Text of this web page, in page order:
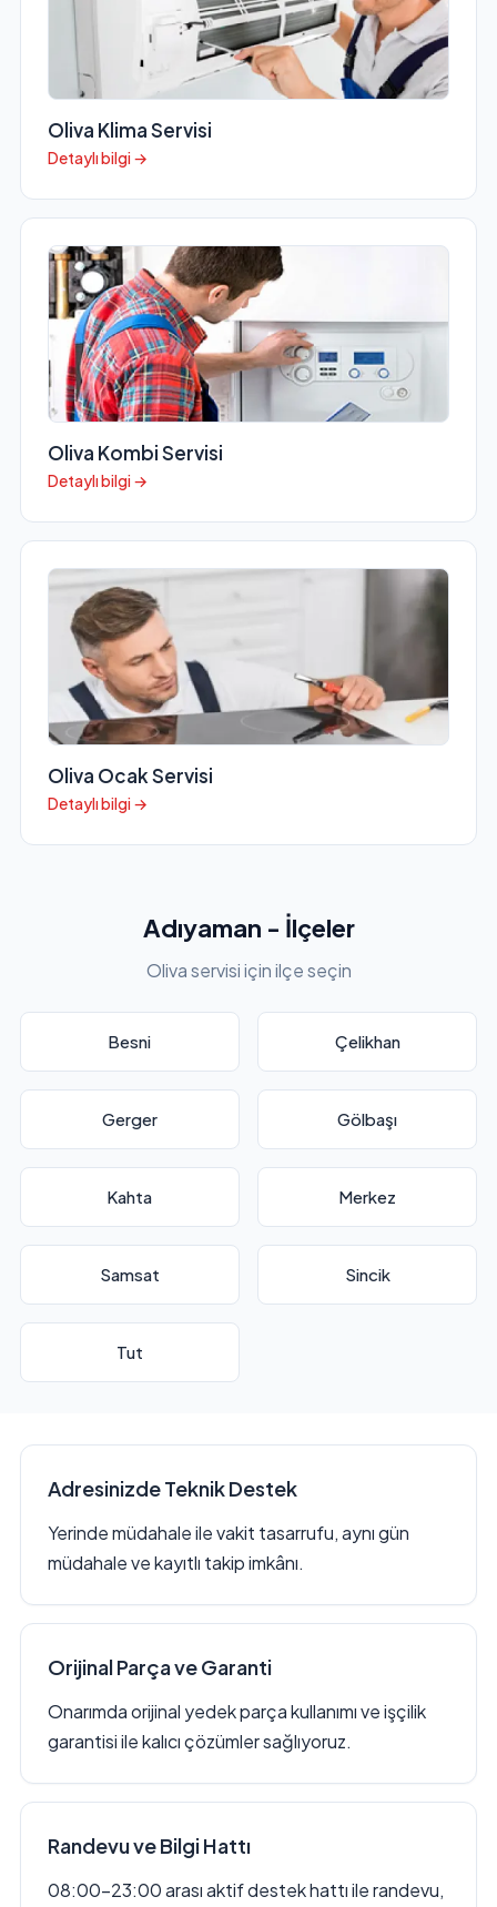
Oliva Klima Servisi
Detaylı bilgi →
Oliva Kombi Servisi
Detaylı bilgi →
Oliva Ocak Servisi
Detaylı bilgi →
Adıyaman - İlçeler
Oliva servisi için ilçe seçin
Besni Çelikhan
Gerger Gölbaşı
Kahta Merkez
Samsat Sincik
Tut
Adresinizde Teknik Destek
Yerinde müdahale ile vakit tasarrufu, aynı gün
müdahale ve kayıtlı takip imkânı.
Orijinal Parça ve Garanti
Onarımda orijinal yedek parça kullanımı ve işçilik
garantisi ile kalıcı çözümler sağlıyoruz.
Randevu ve Bilgi Hattı
08:00–23:00 arası aktif destek hattı ile randevu,